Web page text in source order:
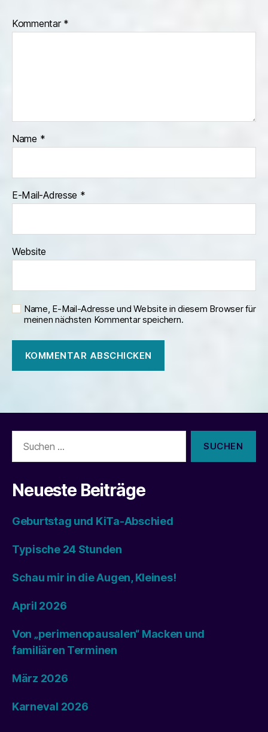
Kommentar *
Name *
E-Mail-Adresse *
Website
Name, E-Mail-Adresse und Website in diesem Browser für
meinen nächsten Kommentar speichern.
nach:
Neueste Beiträge
Geburtstag und KiTa-Abschied
Typische 24 Stunden
Schau mir in die Augen, Kleines!
April 2026
Von „perimenopausalen“ Macken und
familiären Terminen
März 2026
Karneval 2026